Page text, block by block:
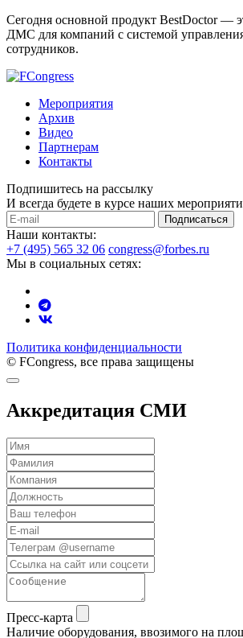
Сегодня основной продукт BestDoctor —
ДМС для компаний с системой
сотрудников.
Мероприятия
Архив
Видео
Партнерам
Контакты
Подпишитесь на рассылку
И всегда будете в курсе наших
Подписаться
Наши контакты:
+7 (495) 565 32 06 congress@forbes.ru
Мы в социальных сетях:
Политика конфиденциальности
© FCongress, все права защищены
Аккредитация СМИ
Пресс-карта
Наличие оборудования, ввозимого на